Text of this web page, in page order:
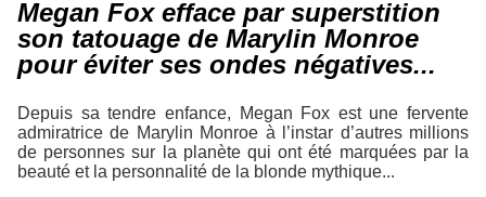
Megan Fox efface par superstition
son tatouage de Marylin Monroe
pour éviter ses ondes négatives...
Depuis sa tendre enfance, Megan Fox est une fervente
admiratrice de Marylin Monroe à l’instar d’autres millions
de personnes sur la planète qui ont été marquées par la
beauté et la personnalité de la blonde mythique...